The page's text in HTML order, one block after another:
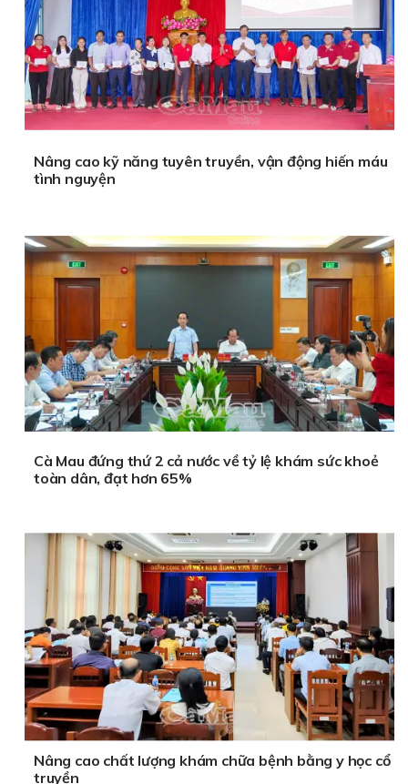
Nâng cao kỹ năng tuyên truyền, vận động hiến máu
tình nguyện
Cà Mau đứng thứ 2 cả nước về tỷ lệ khám sức khoẻ
toàn dân, đạt hơn 65%
Nâng cao chất lượng khám chữa bệnh bằng y học cổ
truyền